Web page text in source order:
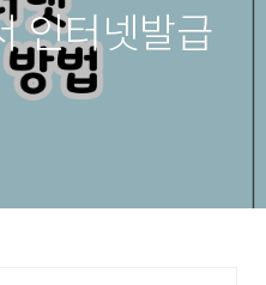
인터넷발급